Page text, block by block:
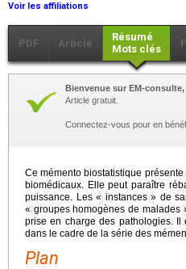
Voir les affiliations
PDF Article
Résumé
Mots clés
Bienvenue sur EM-
Article gratuit.
Connectez-vous pour en
Ce mémento biostatistique
biomédicaux. Elle peut paraître
puissance. Les « instances » de
« groupes homogènes de malades
prise en charge des pathologies.
dans le cadre de la série des
Plan